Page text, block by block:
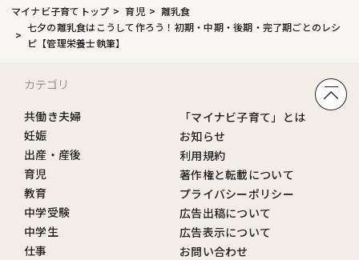
マイナビ子育てトップ 育児
離乳食
七夕の離乳食はこうして作ろう！初期・中期・後期・完了期ごとのレシ
ピ【管理栄養士執筆】
カテゴリ
共働き夫婦
妊娠
出産・産後
育児
教育
中学受験
中学生
仕事
「マイナビ子育て」とは
お知らせ
利用規約
著作権と転載について
プライバシーポリシー
広告出稿について
広告表示について
お問い合わせ